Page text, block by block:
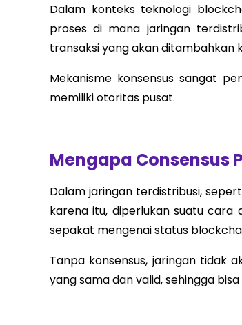
Dalam konteks teknologi
proses di mana jaringan
transaksi yang akan ditambahkan
Mekanisme konsensus sangat
memiliki otoritas pusat.
Mengapa Consensus
Dalam jaringan terdistribusi,
karena itu, diperlukan suatu
sepakat mengenai status
Tanpa konsensus, jaringan tidak
yang sama dan valid, sehingga